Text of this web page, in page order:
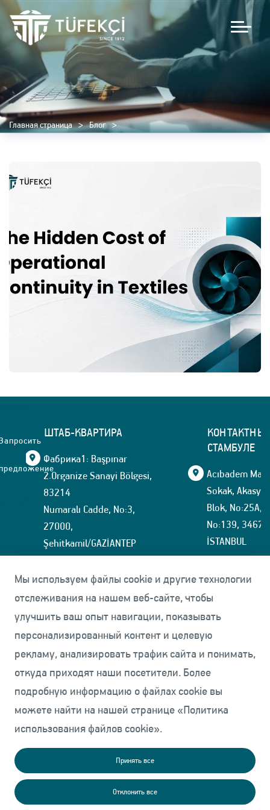
Мы используем файлы cookie и другие технологии
отслеживания на нашем веб-сайте, чтобы
улучшить ваш опыт навигации, показывать
персонализированный контент и целевую
рекламу, анализировать трафик сайта и понимать,
откуда приходят наши посетители. Более
подробную информацию о файлах cookie вы
можете найти на нашей странице «Политика
использования файлов cookie».
Принять все
Отклонить все
Главная страница Блог
ШТАБ-КВАРТИРА
Фабрика1: Başpınar
2.Organize Sanayi Bölgesi,
83214
Numaralı Cadde, No:3,
27000,
Şehitkamil/GAZİANTEP
+90(342) 337 15 35
Фабрика2: Başpınar
5.Organize Sanayi Bölgesi,
83535
Numaralı Cadde, No:13,
27000,
Şehitkamil/GAZİANTEP
tmmarket@tufekci.com.tr
СТАМБУЛЕ
Acıbadem
Sokak, Akasya
Blok, No:25A,
No:139,
İSTANBUL
© 2026 Tüfekçi Makine. Все права защищены.
политика